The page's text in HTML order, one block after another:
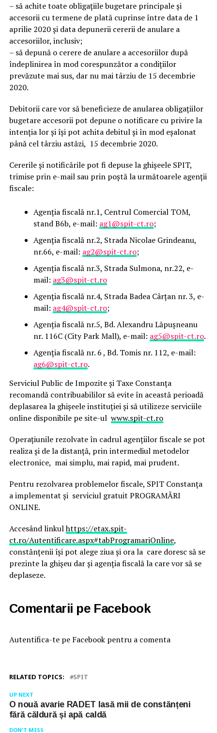
– să achite toate obligațiile bugetare principale și
accesorii cu termene de plată cuprinse între data de 1
aprilie 2020 și data depunerii cererii de anulare a
accesoriilor, inclusiv;
– să depună o cerere de anulare a accesoriilor după
îndeplinirea în mod corespunzător a condițiilor
prevăzute mai sus, dar nu mai târziu de 15 decembrie
2020.
Debitorii care vor să beneficieze de anularea obligațiilor
bugetare accesorii pot depune o notificare cu privire la
intenția lor și își pot achita debitul și în mod eșalonat
până cel târziu astăzi, 15 decembrie 2020.
Cererile și notificările pot fi depuse la ghișeele SPIT,
trimise prin e-mail sau prin poștă la următoarele agenții
fiscale:
Agenția fiscală nr.1, Centrul Comercial TOM,
stand B6b, e-mail: ag1@spit-ct.ro;
Agenția fiscală nr.2, Strada Nicolae Grindeanu,
nr.66, e-mail: ag2@spit-ct.ro;
Agenția fiscală nr.3, Strada Sulmona, nr.22, e-
mail: ag3@spit-ct.ro
Agenția fiscală nr.4, Strada Badea Cârțan nr. 3, e-
mail: ag4@spit-ct.ro;
Agenția fiscală nr.5, Bd. Alexandru Lăpușneanu
nr. 116C (City Park Mall), e-mail: ag5@spit-ct.ro.
Agenția fiscală nr. 6 , Bd. Tomis nr. 112, e-mail:
ag6@spit-ct.ro.
Serviciul Public de Impozite și Taxe Constanța
recomandă contribuabililor să evite în această perioadă
deplasarea la ghișeele instituției și să utilizeze serviciile
online disponibile pe site-ul www.spit-ct.ro
Operațiunile rezolvate în cadrul agențiilor fiscale se pot
realiza și de la distanță, prin intermediul metodelor
electronice, mai simplu, mai rapid, mai prudent.
Pentru rezolvarea problemelor fiscale, SPIT Constanța
a implementat și serviciul gratuit PROGRAMĂRI
ONLINE.
Accesând linkulhttps://etax.spit-
ct.ro/Autentificare.aspx#tabProgramariOnline,
constănțenii își pot alege ziua și ora la care doresc să se
prezinte la ghișeu dar și agenția fiscală la care vor să se
deplaseze.
Comentarii pe Facebook
Autentifica-te pe Facebook pentru a comenta
RELATED TOPICS: SPIT
UP NEXT
O nouă avarie RADET lasă mii de constănțeni
fără căldură și apă caldă
DON'T MISS